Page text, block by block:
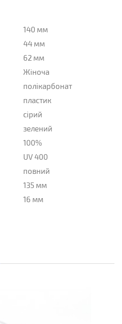
140 мм
44 мм
62 мм
Жіноча
полікарбонат
пластик
сірий
зелений
100%
UV 400
повний
135 мм
16 мм